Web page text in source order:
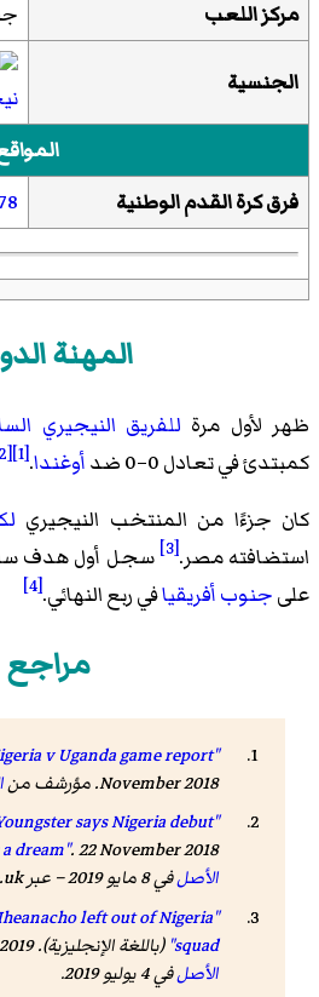
مركز اللعب
الجنسية
فرق كرة القدم الوطنية
المهنة
ظهر لأول مرة للفريق النيجيري
كمبتدئ في تعادل 0–0 ضد
أوغندا.
[1]
[2]
كان جزءًا من المنتخب النيجيري
استضافته مصر.[3]
علىجنوب أفريقيافي ربع النهائي.[4]
مراجع
"Nigeria v Uganda game report"
November 2018. مؤرشف من
says Nigeria debut
dream". 22 November 2018. مؤرشف من
الأصلفي 8 مايو 2019 – عبر www.bbc.co.uk.
left out of Nigeria
squad" (باللغة الإنجليزية). 2019-06-09. مؤرشف من
الأصلفي 4 يوليو 2019
.